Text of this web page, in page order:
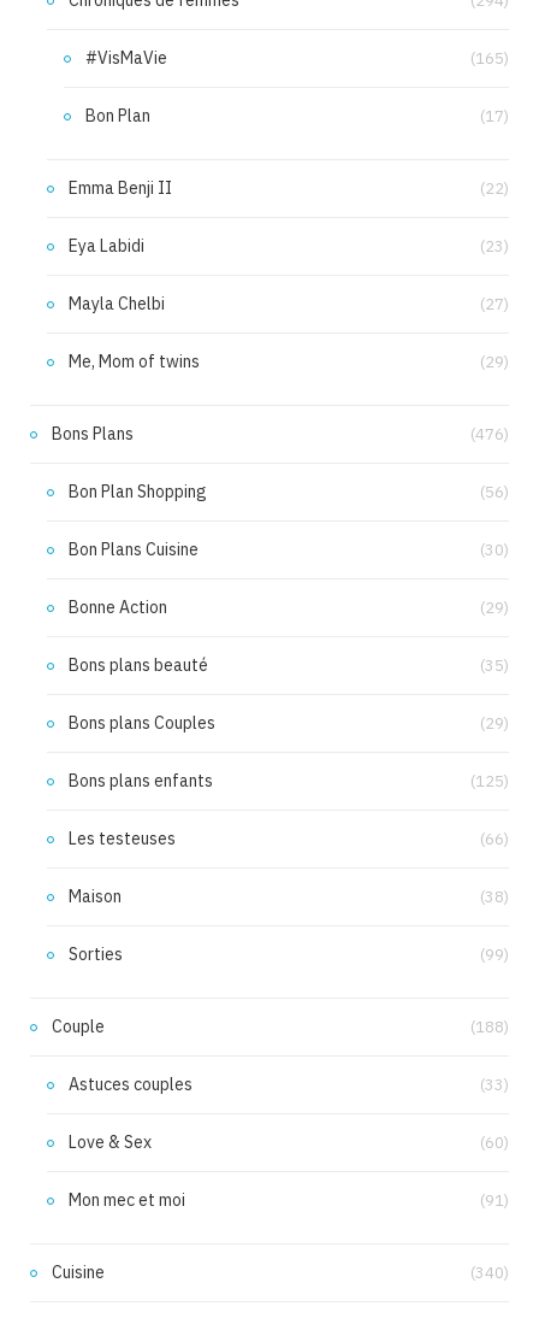
#VisMaVie (165)
Bon Plan (17)
Emma Benji II (22)
Eya Labidi (23)
Mayla Chelbi (27)
Me, Mom of twins (29)
Bons Plans (476)
Bon Plan Shopping (56)
Bon Plans Cuisine (30)
Bonne Action (29)
Bons plans beauté (35)
Bons plans Couples (29)
Bons plans enfants (125)
Les testeuses (66)
Maison (38)
Sorties (99)
Couple (188)
Astuces couples (33)
Love & Sex (60)
Mon mec et moi (91)
Cuisine (340)